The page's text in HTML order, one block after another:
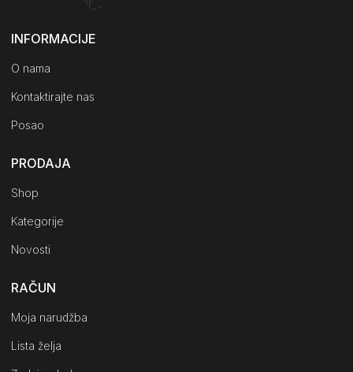
INFORMACIJE
O nama
Kontaktirajte nas
Posao
PRODAJA
Shop
Kategorije
Novosti
RAČUN
Moja narudžba
Lista želja